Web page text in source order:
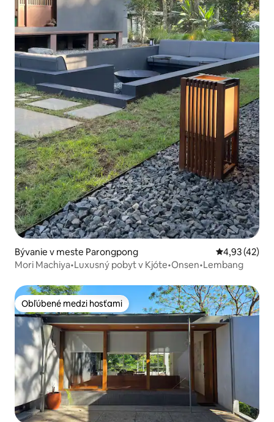
Bývanie v meste Parongpong Priemerné
4,93 (42)
Mori Machiya•Luxusný pobyt v Kjóte•Onsen•Lembang
Obľúbené medzi hosťami
Obľúbené medzi hosťami